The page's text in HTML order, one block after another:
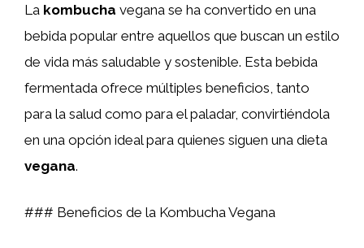
La kombucha vegana se ha convertido en una
bebida popular entre aquellos que buscan un estilo
de vida más saludable y sostenible. Esta bebida
fermentada ofrece múltiples beneficios, tanto
para la salud como para el paladar, convirtiéndola
en una opción ideal para quienes siguen una dieta
vegana.
### Beneficios de la Kombucha Vegana